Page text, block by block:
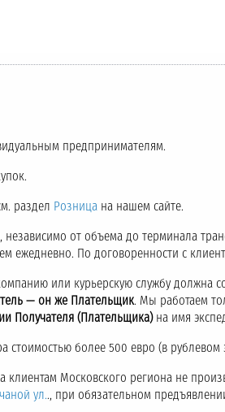
предпринимателям.
раздел Розница на нашем сайте.
независимо от объема до терминала
ежедневно. По договоренности с
или курьерскую службу должна
— он же Плательщик. Мы работаем
Получателя (Плательщика)на имя
более 500 евро (в рублевом
клиентам Московского региона не
ул.., при обязательном